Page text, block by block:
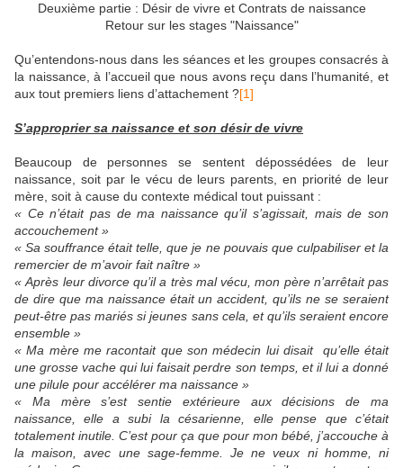
Deuxième partie : Désir de vivre et Contrats de naissance
Retour sur les stages "Naissance"
Qu’entendons-nous dans les séances et les groupes consacrés à
la naissance, à l’accueil que nous avons reçu dans l’humanité, et
aux tout premiers liens d’attachement ?[1]
S’approprier sa naissance et son désir de vivre
Beaucoup de personnes se sentent dépossédées de leur
naissance, soit par le vécu de leurs parents, en priorité de leur
mère, soit à cause du contexte médical tout puissant :
« Ce n’était pas de ma naissance qu’il s’agissait, mais de son
accouchement »
« Sa souffrance était telle, que je ne pouvais que culpabiliser et la
remercier de m’avoir fait naître »
« Après leur divorce qu’il a très mal vécu, mon père n’arrêtait pas
de dire que ma naissance était un accident, qu’ils ne se seraient
peut-être pas mariés si jeunes sans cela, et qu’ils seraient encore
ensemble »
« Ma mère me racontait que son médecin lui disait qu’elle était
une grosse vache qui lui faisait perdre son temps, et il lui a donné
une pilule pour accélérer ma naissance »
« Ma mère s’est sentie extérieure aux décisions de ma
naissance, elle a subi la césarienne, elle pense que c’était
totalement inutile. C’est pour ça que pour mon bébé, j’accouche à
la maison, avec une sage-femme. Je ne veux ni homme, ni